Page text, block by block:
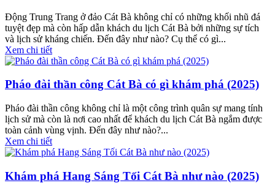
Động Trung Trang ở đảo Cát Bà không chỉ có những khối nhũ đá
tuyệt đẹp mà còn hấp dẫn khách du lịch Cát Bà bởi những sự tích
và lịch sử kháng chiến. Đến đây như nào? Cụ thể có gì...
Xem chi tiết
Pháo đài thần công Cát Bà có gì khám phá (2025)
Pháo đài thần công không chỉ là một công trình quân sự mang tính
lịch sử mà còn là nơi cao nhất để khách du lịch Cát Bà ngắm được
toàn cảnh vùng vịnh. Đến đây như nào?...
Xem chi tiết
Khám phá Hang Sáng Tối Cát Bà như nào (2025)